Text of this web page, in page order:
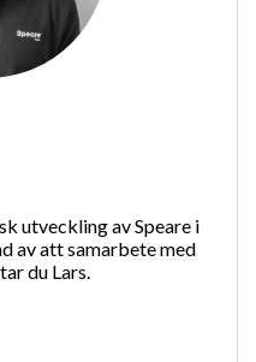
utveckling av Speare i
av att samarbete med
du Lars.